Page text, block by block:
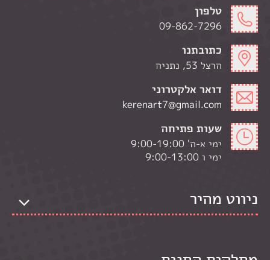
טלפון
09-862-7296
כתובתנו
הרצל 53, נתניה
דואר אלקטרוני
kerenart7@gmail.com
שעות פתיחה
ימי א-ה' 9:00-19:00
ימי ו 9:00-13:00
ניווט מהיר